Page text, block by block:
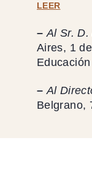
LEER
–Al Sr.
Aires, 1
–Al
Belgrano,